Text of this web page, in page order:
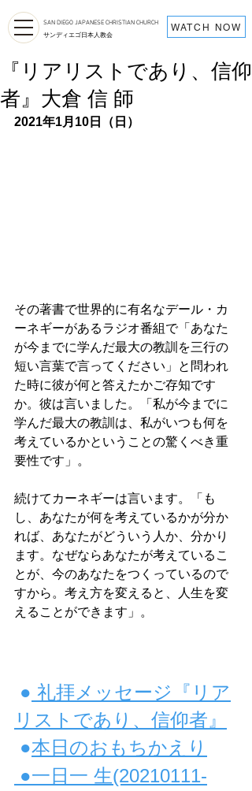
SAN DIEGO JAPANESE CHRISTIAN CHURCH
サンディエゴ日本人教会
WATCH NOW
『リアリストであり、信仰
者』大倉 信 師
2021年1月10日（日）
その著書で世界的に有名なデール・カ
ーネギーがあるラジオ番組で「あなた
が今までに学んだ最大の教訓を三行の
短い言葉で言ってください」と問われ
た時に彼が何と答えたかご存知です
か。彼は言いました。「私が今までに
学んだ最大の教訓は、私がいつも何を
考えているかということの驚くべき重
要性です」。
続けてカーネギーは言います。「も
し、あなたが何を考えているかが分か
れば、あなたがどういう人か、分かり
ます。なぜならあなたが考えているこ
とが、今のあなたをつくっているので
すから。考え方を変えると、人生を変
えることができます」。
● 礼拝メッセージ『リア
リストであり、信仰者』
●本日のおもちかえり
●一日一 生(20210111-